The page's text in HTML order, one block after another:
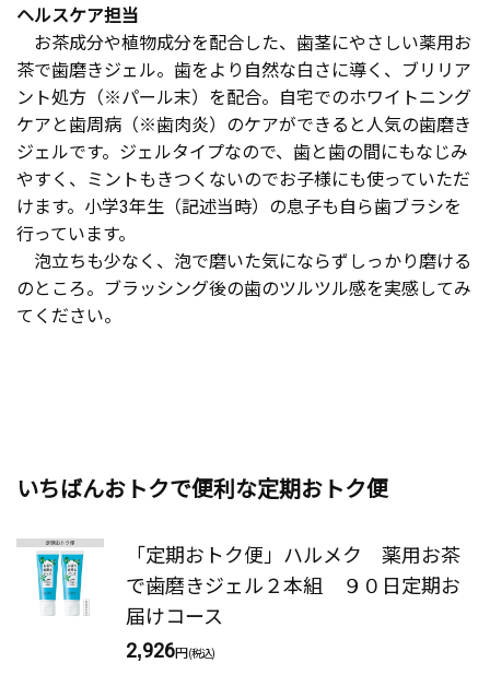
ヘルスケア担当
お茶成分や植物成分を配合した、歯茎にやさしい薬用お
茶で歯磨きジェル。歯をより自然な白さに導く、ブリリア
ント処方（※パール末）を配合。自宅でのホワイトニング
ケアと歯周病（※歯肉炎）のケアができると人気の歯磨き
ジェルです。ジェルタイプなので、歯と歯の間にもなじみ
やすく、ミントもきつくないのでお子様にも使っていただ
けます。小学3年生（記述当時）の息子も自ら歯ブラシを
行っています。
泡立ちも少なく、泡で磨いた気にならずしっかり磨ける
のところ。ブラッシング後の歯のツルツル感を実感してみ
てください。
いちばんおトクで便利な定期おトク便
「定期おトク便」ハルメク 薬用お茶
で歯磨きジェル２本組 ９０日定期お
届けコース
2,926円(税込)